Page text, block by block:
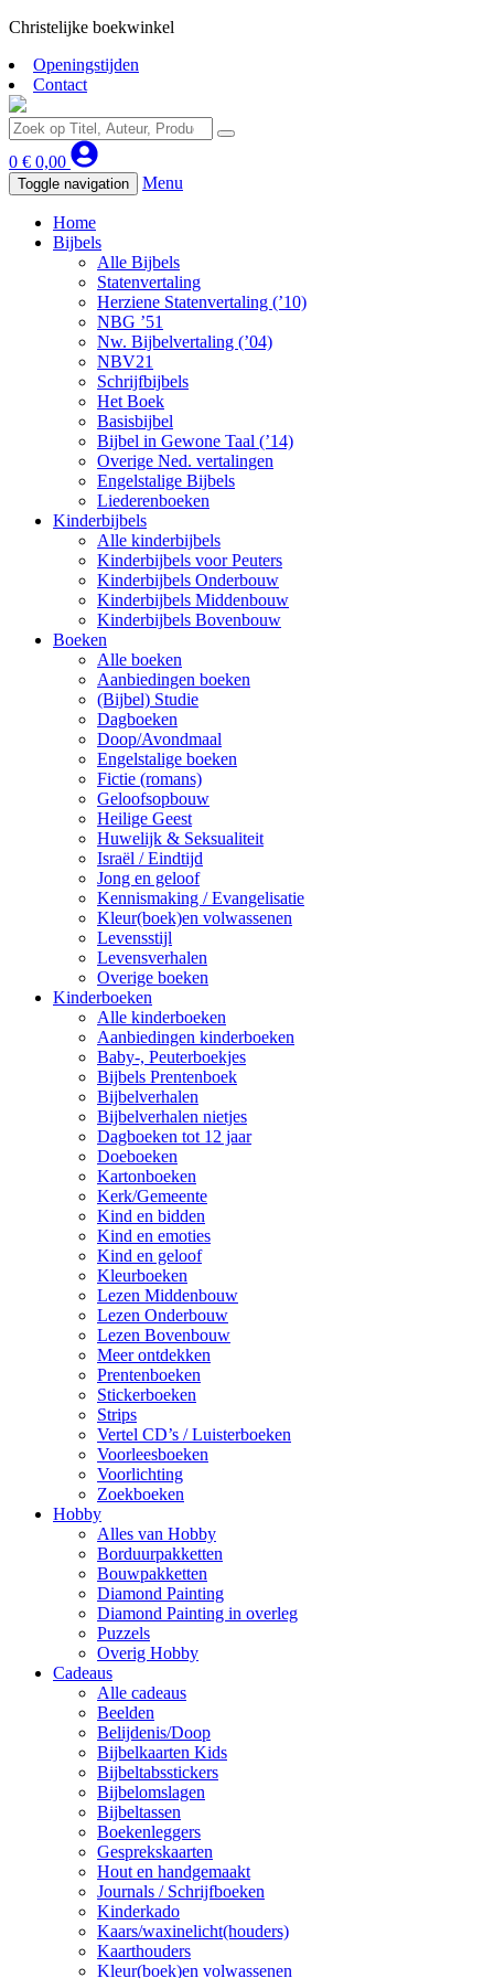
Christelijke boekwinkel
Openingstijden
Contact
0 € 0,00
Toggle navigation Menu
Home
Bijbels
Alle Bijbels
Statenvertaling
Herziene Statenvertaling (’10)
NBG ’51
Nw. Bijbelvertaling (’04)
NBV21
Schrijfbijbels
Het Boek
Basisbijbel
Bijbel in Gewone Taal (’14)
Overige Ned. vertalingen
Engelstalige Bijbels
Liederenboeken
Kinderbijbels
Alle kinderbijbels
Kinderbijbels voor Peuters
Kinderbijbels Onderbouw
Kinderbijbels Middenbouw
Kinderbijbels Bovenbouw
Boeken
Alle boeken
Aanbiedingen boeken
(Bijbel) Studie
Dagboeken
Doop/Avondmaal
Engelstalige boeken
Fictie (romans)
Geloofsopbouw
Heilige Geest
Huwelijk & Seksualiteit
Israël / Eindtijd
Jong en geloof
Kennismaking / Evangelisatie
Kleur(boek)en volwassenen
Levensstijl
Levensverhalen
Overige boeken
Kinderboeken
Alle kinderboeken
Aanbiedingen kinderboeken
Baby-, Peuterboekjes
Bijbels Prentenboek
Bijbelverhalen
Bijbelverhalen nietjes
Dagboeken tot 12 jaar
Doeboeken
Kartonboeken
Kerk/Gemeente
Kind en bidden
Kind en emoties
Kind en geloof
Kleurboeken
Lezen Middenbouw
Lezen Onderbouw
Lezen Bovenbouw
Meer ontdekken
Prentenboeken
Stickerboeken
Strips
Vertel CD’s / Luisterboeken
Voorleesboeken
Voorlichting
Zoekboeken
Hobby
Alles van Hobby
Borduurpakketten
Bouwpakketten
Diamond Painting
Diamond Painting in overleg
Puzzels
Overig Hobby
Cadeaus
Alle cadeaus
Beelden
Belijdenis/Doop
Bijbelkaarten Kids
Bijbeltabsstickers
Bijbelomslagen
Bijbeltassen
Boekenleggers
Gesprekskaarten
Hout en handgemaakt
Journals / Schrijfboeken
Kinderkado
Kaars/waxinelicht(houders)
Kaarthouders
Kleur(boek)en volwassenen